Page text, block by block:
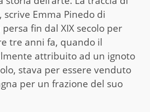
scrive Emma Pinedo di
persa fin dal XIX secolo per
tre anni fa, quando il
attribuito ad un ignoto
stava per essere venduto
per un frazione del suo